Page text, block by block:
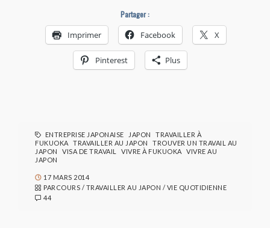
Partager :
Imprimer Facebook X
Pinterest Plus
ENTREPRISE JAPONAISE JAPON
TRAVAILLER À
FUKUOKA
TRAVAILLER AU JAPON
TROUVER UN TRAVAIL AU
JAPON
VISA DE TRAVAIL VIVRE À FUKUOKA
VIVRE AU
JAPON
17 MARS 2014
PARCOURS / TRAVAILLER AU JAPON / VIE QUOTIDIENNE
44